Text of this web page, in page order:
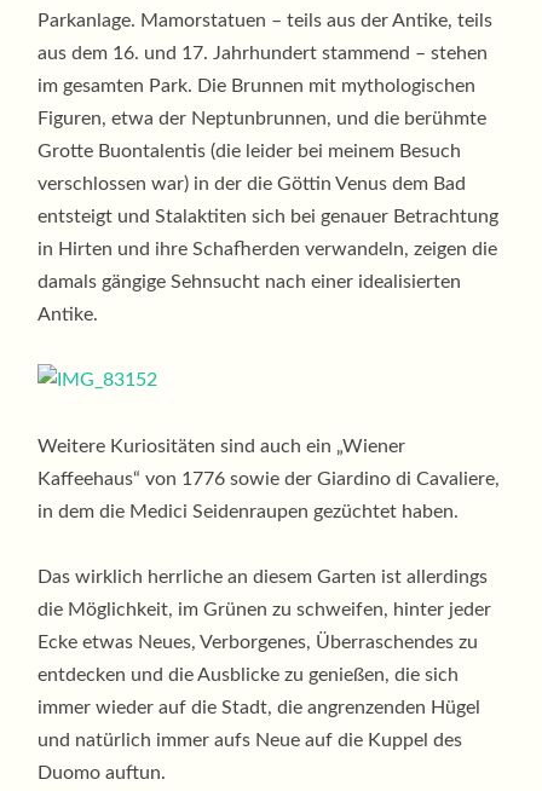
Parkanlage. Mamorstatuen – teils aus der Antike, teils
aus dem 16. und 17. Jahrhundert stammend – stehen
im gesamten Park. Die Brunnen mit mythologischen
Figuren, etwa der Neptunbrunnen, und die berühmte
Grotte Buontalentis (die leider bei meinem Besuch
verschlossen war) in der die Göttin Venus dem Bad
entsteigt und Stalaktiten sich bei genauer Betrachtung
in Hirten und ihre Schafherden verwandeln, zeigen die
damals gängige Sehnsucht nach einer idealisierten
Antike.
Weitere Kuriositäten sind auch ein „Wiener
Kaffeehaus“ von 1776 sowie der Giardino di Cavaliere,
in dem die Medici Seidenraupen gezüchtet haben.
Das wirklich herrliche an diesem Garten ist allerdings
die Möglichkeit, im Grünen zu schweifen, hinter jeder
Ecke etwas Neues, Verborgenes, Überraschendes zu
entdecken und die Ausblicke zu genießen, die sich
immer wieder auf die Stadt, die angrenzenden Hügel
und natürlich immer aufs Neue auf die Kuppel des
Duomo auftun.